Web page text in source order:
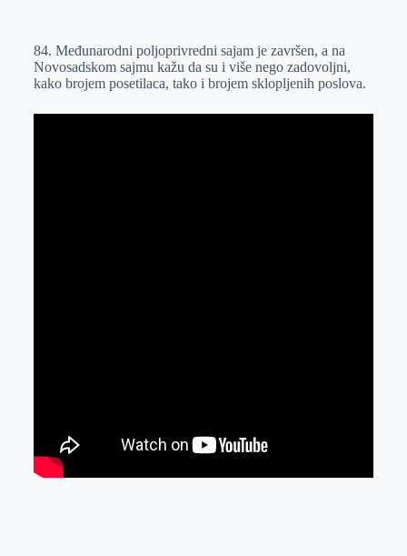
e
r
I
n
s
A
a
i
84. Međunarodni poljoprivredni sajam je završen, a na
Novosadskom sajmu kažu da su i više nego zadovoljni,
kako brojem posetilaca, tako i brojem sklopljenih poslova.